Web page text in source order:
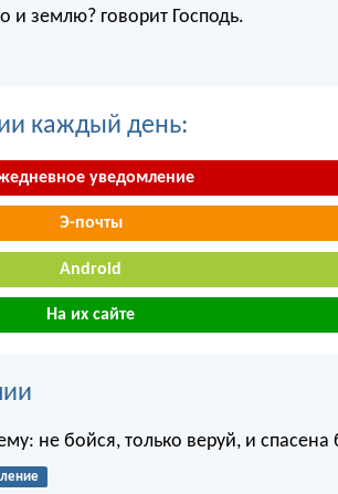
и землю? говорит Господь.
каждый день:
уведомление
Э-почты
Android
На их сайте
не бойся, только веруй, и спасена